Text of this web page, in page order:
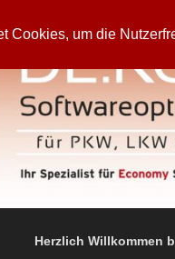
DE.KO.
Herzlich Willkommen
Cookies, um die